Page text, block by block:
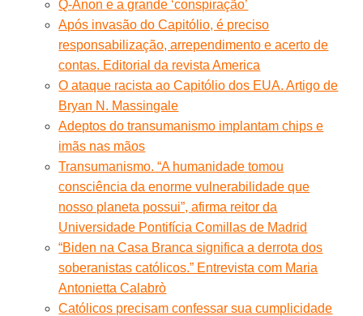
Q-Anon e a grande ‘conspiração’
Após invasão do Capitólio, é preciso
responsabilização, arrependimento e acerto de
contas. Editorial da revista America
O ataque racista ao Capitólio dos EUA. Artigo de
Bryan N. Massingale
Adeptos do transumanismo implantam chips e
imãs nas mãos
Transumanismo. “A humanidade tomou
consciência da enorme vulnerabilidade que
nosso planeta possui”, afirma reitor da
Universidade Pontifícia Comillas de Madrid
“Biden na Casa Branca significa a derrota dos
soberanistas católicos.” Entrevista com Maria
Antonietta Calabrò
Católicos precisam confessar sua cumplicidade